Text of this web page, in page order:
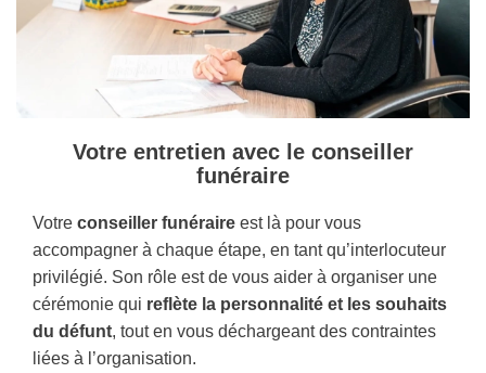
Votre entretien avec le conseiller
funéraire
Votre conseiller funéraire est là pour vous
accompagner à chaque étape, en tant qu’interlocuteur
privilégié. Son rôle est de vous aider à organiser une
cérémonie qui reflète la personnalité et les souhaits
du défunt, tout en vous déchargeant des contraintes
liées à l’organisation.